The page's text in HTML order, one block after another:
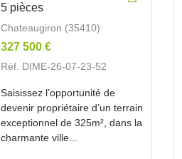
5 pièces
Chateaugiron (35410)
327 500 €
Réf. DIME-26-07-23-52
Saisissez l’opportunité de
devenir propriétaire d’un terrain
exceptionnel de 325m², dans la
charmante ville...